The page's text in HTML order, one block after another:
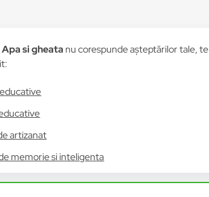
si gheata nu corespunde așteptărilor tale, te
artizanat
memorie si inteligenta